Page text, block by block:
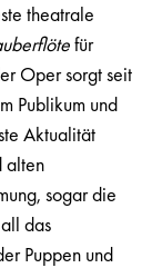
theatrale
für
Oper sorgt seit
Publikum und
Aktualität
alten
sogar die
das
Puppen und